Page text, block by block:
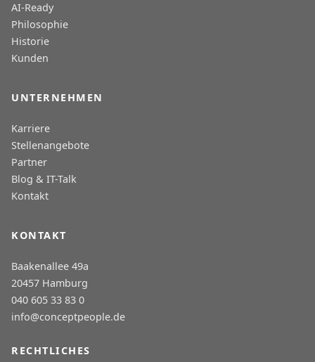
AI-Ready
Philosophie
Historie
Kunden
UNTERNEHMEN
Karriere
Stellenangebote
Partner
Blog & IT-Talk
Kontakt
KONTAKT
Baakenallee 49a
20457 Hamburg
040 605 33 83 0
info@conceptpeople.de
RECHTLICHES